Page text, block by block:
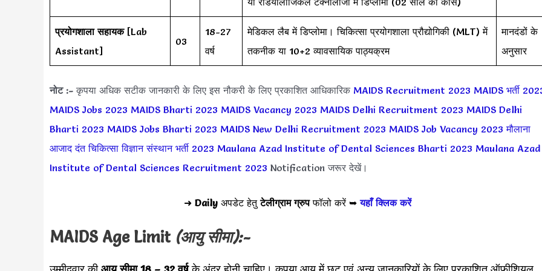
प्रयोगशाला सहायक[Lab
Assistant]
03
18-27
वर्ष
मेडिकल लैब में डिप्लोमा। चिकित्सा प्रयोगशाला प्रौद्योगिकी (MLT) में
तकनीक या 10+2 व्यावसायिक पाठ्यक्रम
मानदंडों के
अनुसार
नोट :- कृपया अधिक सटीक जानकारी के लिए इस नौकरी के लिए प्रकाशित आधिकारिक MAIDS Recruitment 2023 MAIDS भर्ती
MAIDS Jobs 2023 MAIDS Bharti 2023 MAIDS Vacancy 2023 MAIDS Delhi Recruitment 2023 MAIDS Delhi
Bharti 2023 MAIDS Jobs Bharti 2023 MAIDS New Delhi Recruitment 2023 MAIDS Job Vacancy 2023 मौलाना
आजाद दंत चिकित्सा विज्ञान संस्थान भर्ती 2023 Maulana Azad Institute of Dental Sciences Bharti 2023 Maulana Azad
Institute of Dental Sciences Recruitment 2023 Notification जरूर देखें।
➜ Daily अपडेट हेतुटेलीग्राम ग्रुपफॉलो करें ➥यहाँ क्लिक करें
MAIDS Age Limit (आयु सीमा):-